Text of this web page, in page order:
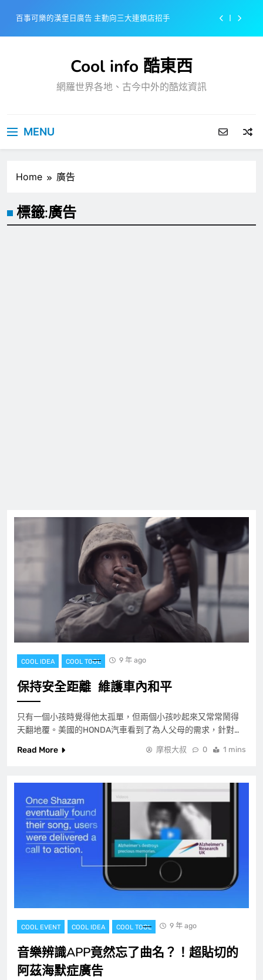
content
百事可樂的漢堡日廣告 主動向三大連鎖店招手
戴著金牌的醬油瓶 市佔率第一的龜甲萬廣告
感動落淚也笑到流淚的斷髮式
Cool info 酷東西
網羅世界各地、古今中外的酷炫資訊
MENU
Home 廣告
標籤:廣告
COOL IDEA COOL TOOL 9 年 ago
保持安全距離 維護車內和平
只有一個小孩時覺得他太孤單，但兩個小孩吵起來又常常鬧得
天翻地覆。美國的HONDA汽車看到了為人父母的需求，針對…
Read More
摩根大叔 0 1 mins
COOL EVENT COOL IDEA COOL TOOL 9 年 ago
音樂辨識APP竟然忘了曲名？！超貼切的
阿茲海默症廣告